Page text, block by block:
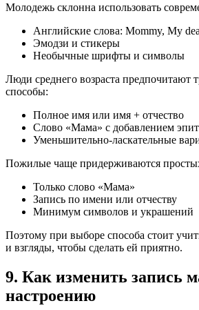
Молодежь склонна использовать
Английские слова: Mommy, My
Эмодзи и стикеры
Необычные шрифты и символы
Люди среднего возраста предпочитают
способы:
Полное имя или имя + отчество
Слово «Мама» с добавлением
Уменьшительно-ласкательные
Пожилые чаще придерживаются
Только слово «Мама»
Запись по имени или отчеству
Минимум символов и украшений
Поэтому при выборе способа стоит
и взгляды, чтобы сделать ей приятно.
9. Как изменить запись
настроению